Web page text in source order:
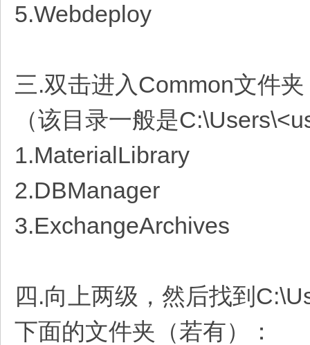
5.Webdeploy
三.双击进入Common文件
（该目录一般是
1.MaterialLibrary
2.DBManager
3.ExchangeArchives
四.向上两级，然后找到
下面的文件夹（若有）：